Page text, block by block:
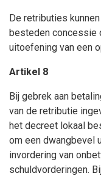
De retributies
besteden concessie
uitoefening van een
Artikel 8
Bij gebrek aan
van de retributie
het decreet lokaal
om een dwangbevel
invordering van
schuldvorderingen.